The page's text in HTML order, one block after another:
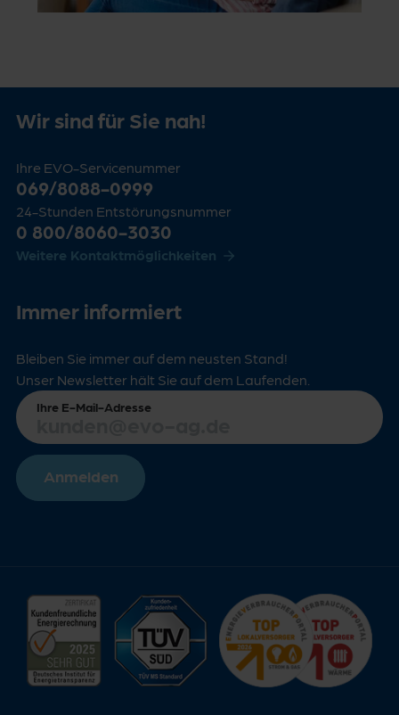
Wir sind für Sie nah!
Ihre EVO-Servicenummer
069/8088-0999
24-Stunden Entstörungsnummer
0 800/8060-3030
Weitere Kontaktmöglichkeiten
Immer informiert
Bleiben Sie immer auf dem neusten Stand!
Unser Newsletter hält Sie auf dem Laufenden.
Ihre E-Mail-Adresse
Anmelden